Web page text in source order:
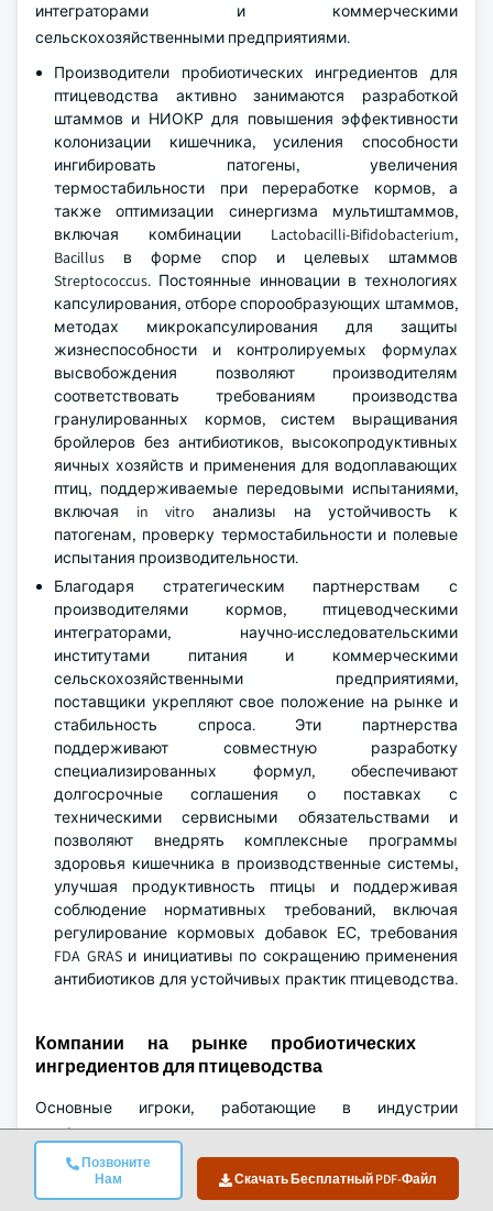
Позвоните
Нам
Скачать Бесплатный PDF-Файл
интеграторами и коммерческими
сельскохозяйственными предприятиями.
Производители пробиотических ингредиентов для
птицеводства активно занимаются разработкой
штаммов и НИОКР для повышения эффективности
колонизации кишечника, усиления способности
ингибировать патогены, увеличения
термостабильности при переработке кормов, а
также оптимизации синергизма мультиштаммов,
включая комбинации Lactobacilli-Bifidobacterium,
Bacillus в форме спор и целевых штаммов
Streptococcus. Постоянные инновации в технологиях
капсулирования, отборе спорообразующих штаммов,
методах микрокапсулирования для защиты
жизнеспособности и контролируемых формулах
высвобождения позволяют производителям
соответствовать требованиям производства
гранулированных кормов, систем выращивания
бройлеров без антибиотиков, высокопродуктивных
яичных хозяйств и применения для водоплавающих
птиц, поддерживаемые передовыми испытаниями,
включая in vitro анализы на устойчивость к
патогенам, проверку термостабильности и полевые
испытания производительности.
Благодаря стратегическим партнерствам с
производителями кормов, птицеводческими
интеграторами, научно-исследовательскими
институтами питания и коммерческими
сельскохозяйственными предприятиями,
поставщики укрепляют свое положение на рынке и
стабильность спроса. Эти партнерства
поддерживают совместную разработку
специализированных формул, обеспечивают
долгосрочные соглашения о поставках с
техническими сервисными обязательствами и
позволяют внедрять комплексные программы
здоровья кишечника в производственные системы,
улучшая продуктивность птицы и поддерживая
соблюдение нормативных требований, включая
регулирование кормовых добавок ЕС, требования
FDA GRAS и инициативы по сокращению применения
антибиотиков для устойчивых практик птицеводства.
Компании на рынке пробиотических
ингредиентов для птицеводства
Основные игроки, работающие в индустрии
пробиотических ингредиентов для птицеводства:
Novonesis (ранее Chr. Hansen)
Novus International